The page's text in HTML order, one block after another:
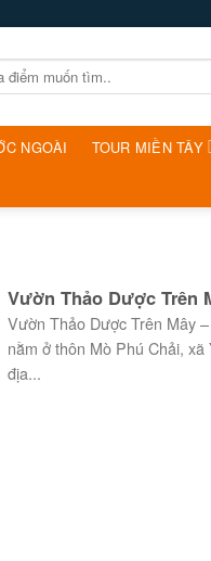
NGOÀI TOUR MIỀN TÂY
Vườn Thảo Dược Trên
Vườn Thảo Dược Trên Mây
nằm ở thôn Mò Phú Chải,
địa...